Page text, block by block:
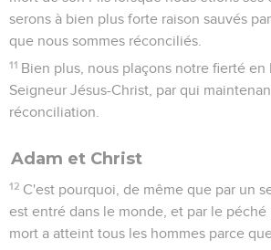
serons à bien plus forte raison sauvés
que nous sommes réconciliés.
11 Bien plus, nous plaçons notre fierté en
Seigneur Jésus-Christ, par qui
réconciliation.
Adam et Christ
12 C'est pourquoi, de même que par un
est entré dans le monde, et par le péché
mort a atteint tous les hommes parce